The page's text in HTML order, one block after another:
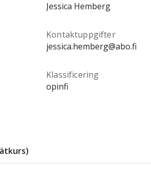
Jessica Hemberg
Kontaktuppgifter
jessica.hemberg@abo.fi
Klassificering
opinfi